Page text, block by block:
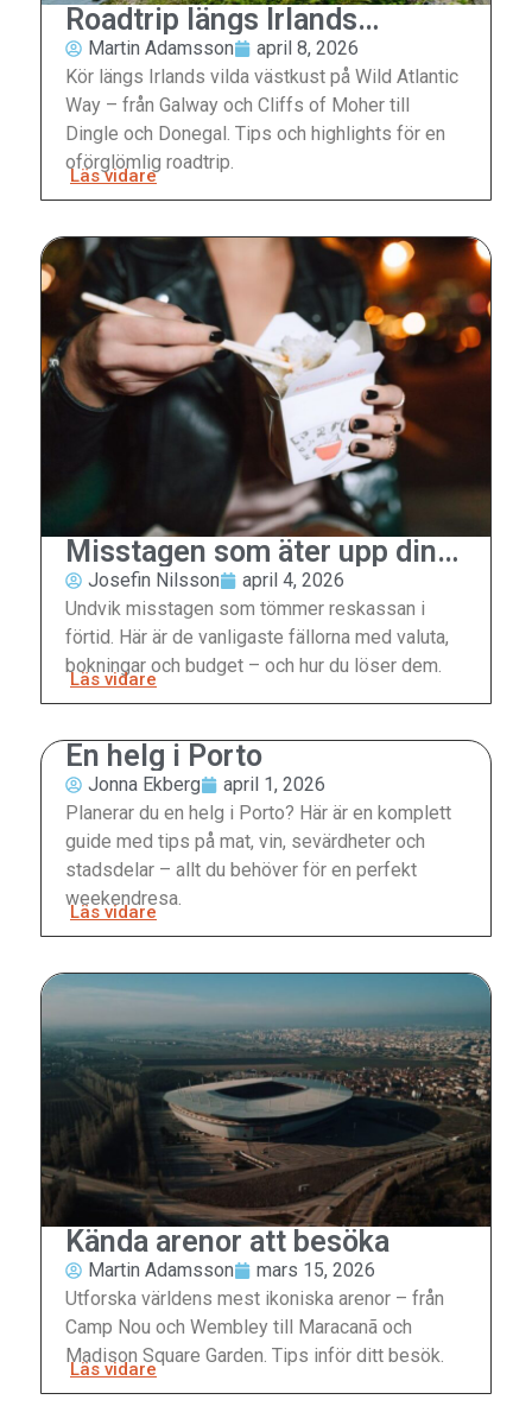
Roadtrip längs Irlands
västkust
Martin Adamsson
april 8, 2026
Kör längs Irlands vilda västkust på Wild Atlantic
Way – från Galway och Cliffs of Moher till
Dingle och Donegal. Tips och highlights för en
oförglömlig roadtrip.
Läs vidare
Misstagen som äter upp din
reskassa
Josefin Nilsson
april 4, 2026
Undvik misstagen som tömmer reskassan i
förtid. Här är de vanligaste fällorna med valuta,
bokningar och budget – och hur du löser dem.
Läs vidare
En helg i Porto
Jonna Ekberg
april 1, 2026
Planerar du en helg i Porto? Här är en komplett
guide med tips på mat, vin, sevärdheter och
stadsdelar – allt du behöver för en perfekt
weekendresa.
Läs vidare
Kända arenor att besöka
Martin Adamsson
mars 15, 2026
Utforska världens mest ikoniska arenor – från
Camp Nou och Wembley till Maracanã och
Madison Square Garden. Tips inför ditt besök.
Läs vidare